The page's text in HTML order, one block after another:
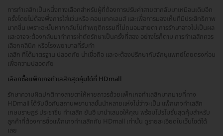
การทำเลสิกเป็นหนึ่งทางเลือกสำหรับผู้ที่ต้องการปรับค่าสายตากลับมาเหมือนเดิมอีก
ครั้งโดยไม่ต้องพึ่งการใส่แว่นหรือ คอนแทคเลนส์ และเพื่อการมองเห็นที่มีประสิทธิภาพ
มากขึ้น เพราะฉะนั้นหากกลับไปทำพฤติกรรมที่ไม่ถนอมสายตา การรักษาอาจไม่เป็นผล
และอาจจะต้องกลับมาทำการผ่าตัดรักษาเป็นครั้งที่สอง อย่างไรก็ตาม การทำเลสิกควร
เลือกคลินิก หรือโรงพยาบาลที่รับทำ
เลสิก ที่ได้มาตรฐาน ปลอดภัย น่าเชื่อถือ และจะต้องปรึกษากับจักษุแพทย์โดยตรงก่อน
เพื่อความปลอดภัย
เลือกซื้อแพ็กเกจทำเลสิกสุดคุ้มได้ที่ HDmall
รักษาความผิดปกติทางสายตาให้หายถาวรด้วยแพ็กเกจทำเลสิกมากมายที่ทาง
HDmall ได้จับมือกับสถานพยาบาลชั้นนำหลายแห่งไม่ว่าจะเป็น แพ็กเกจทำเลสิก
เกษมราษฎร์ ประชาชื่น ทำเลสิก ยันฮี มานำเสนอให้คุณ พร้อมโปรโมชั่นสุดคุ้มสำหรับ
ลูกค้าที่ต้องการซื้อแพ็กเกจทำเลสิกกับ HDmall เท่านั้น ดูรายละเอียดในเว็บไซต์ได้
เลย